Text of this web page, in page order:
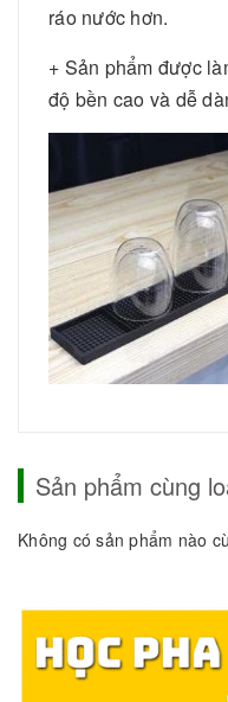
ráo nước hơn.
+ Sản phẩm được
độ bền cao và dễ
Sản phẩm cùng
Không có sản phẩm nào